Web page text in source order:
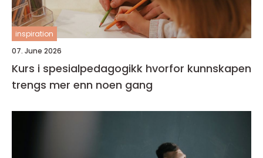
inspiration
07. June 2026
Kurs i spesialpedagogikk hvorfor kunnskapen
trengs mer enn noen gang